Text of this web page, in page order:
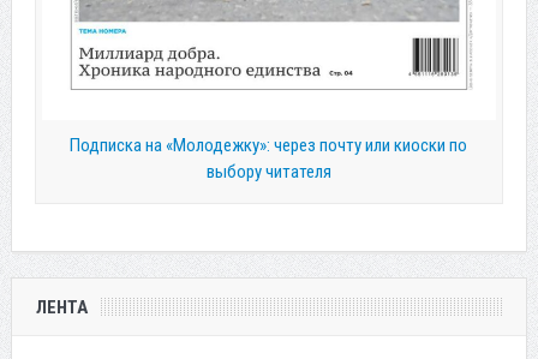
Подписка на «Молодежку»: через почту или киоски по
выбору читателя
ЛЕНТА